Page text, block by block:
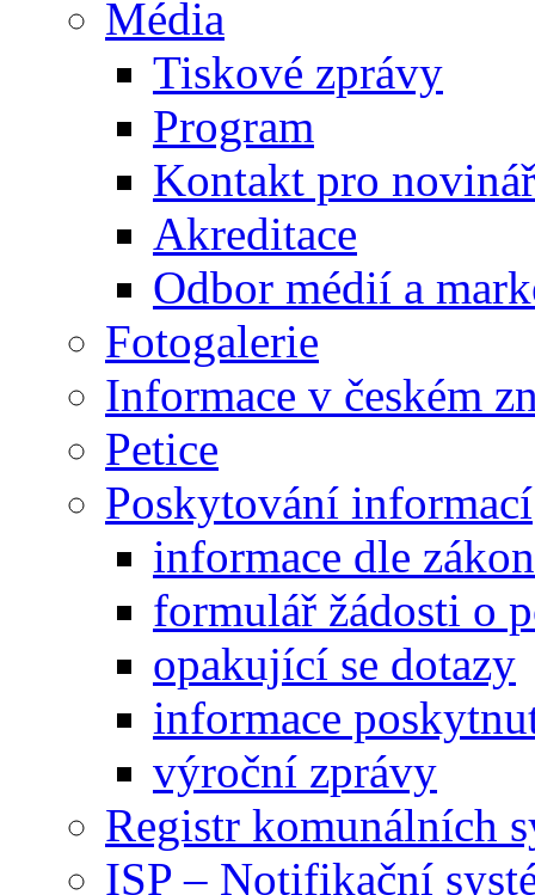
Média
Tiskové zprávy
Program
Kontakt pro
Akreditace
Odbor médií a
Fotogalerie
Informace v českém
Petice
Poskytování informací
informace dle
formulář žádosti o
opakující se dotazy
informace
výroční zprávy
Registr komunálních
ISP – Notifikační